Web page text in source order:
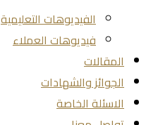
الفيديوهات التعليمية
فيديوهات العملاء
المقالات
الجوائز والشهادات
الاسئلة الخاصة